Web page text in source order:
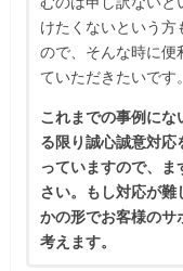
けたくないという方
ので、そんな時に便
ていただきたいです。
これまでの事例にな
る限り誠心誠意対応
っていますので、
さい。もし対応が難
かの形でお客様のサ
考えます。